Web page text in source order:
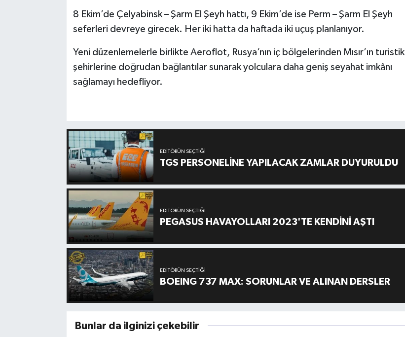
8 Ekim’de Çelyabinsk – Şarm El Şeyh hattı, 9 Ekim’de ise Perm – Şarm El Şeyh
seferleri devreye girecek. Her iki hatta da haftada iki uçuş planlanıyor.
Yeni düzenlemelerle birlikte Aeroflot, Rusya’nın iç bölgelerinden Mısır’ın turistik
şehirlerine doğrudan bağlantılar sunarak yolculara daha geniş seyahat imkânı
sağlamayı hedefliyor.
EDITÖRÜN SEÇTIĞI
TGS PERSONELİNE YAPILACAK ZAMLAR DUYURULDU
EDITÖRÜN SEÇTIĞI
PEGASUS HAVAYOLLARI 2023'TE KENDİNİ AŞTI
EDITÖRÜN SEÇTIĞI
BOEING 737 MAX: SORUNLAR VE ALINAN DERSLER
Bunlar da ilginizi çekebilir